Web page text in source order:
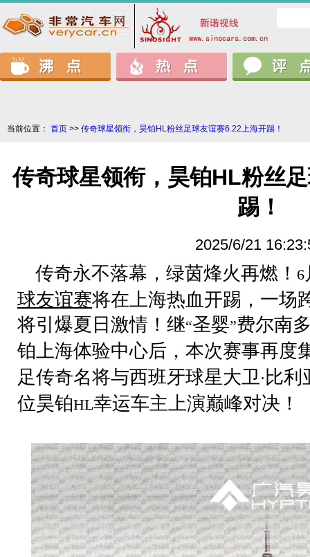
当前位置： 首页 >> 传奇球星领衔，昊铂HL粉丝足球友谊赛6.22上海开踢！
传奇球星领衔，昊铂HL粉丝
踢！
2025/6/21
传奇永不落幕，绿茵烽火再燃！ 6
球友谊赛将在上海热血开踢，一场
将引爆夏日激情！继“圣婴”费尔南
铂上海体验中心后，本次赛事再度
足传奇名将与西班牙球星大卫· 比利
位昊铂HL幸运车主上演巅峰对决！